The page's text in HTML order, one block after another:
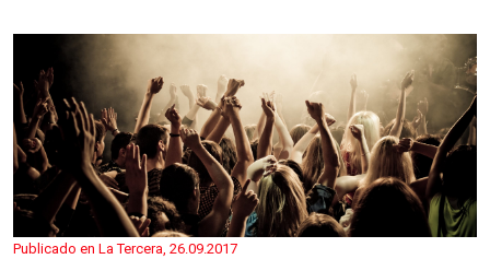
Publicado en La Tercera, 26.09.2017